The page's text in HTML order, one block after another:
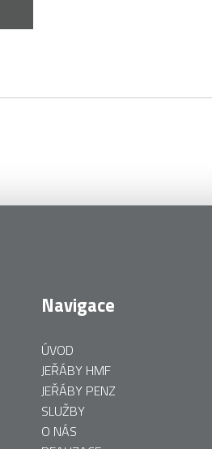
Navigace
ÚVOD
JEŘÁBY HMF
JEŘÁBY PENZ
SLUŽBY
O NÁS